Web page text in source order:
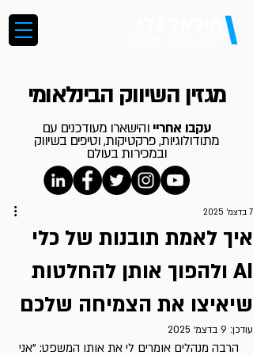
\
מגזין השיווק הבינלאומי
עקבו אחריי והישארו מעודכנים עם
מתודולוגיות, פרקטיקות, וטיפים בשיווק
ובמכירות בעולם
איך לאמת תובנות של כלי
AI ולהפוך אותן להחלטות
שיאיצו את הצמיחה שלכם
7 בדצמ׳ 2025
עודכן: 9 בדצמ׳ 2025
הרבה מנהלים אומרים לי את אותו המשפט: "אני